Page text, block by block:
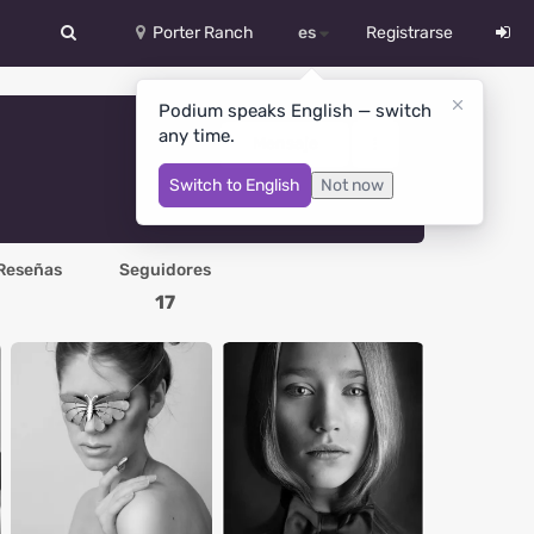
Porter Ranch es
English
Español
Український
Registrarse
Podium speaks English — switch
any time.
Switch to English Not now
Seguidores
17